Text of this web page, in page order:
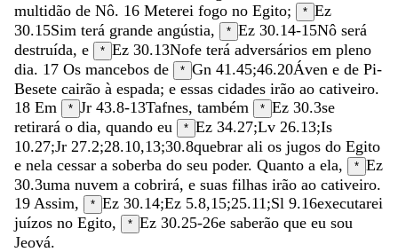
multidão de Nô. 16 Meterei fogo no Egito; * Ez
30.15Sim terá grande angústia, * Ez 30.14-15Nô será
destruída, e * Ez 30.13Nofe terá adversários em pleno
dia. 17 Os mancebos de * Gn 41.45;46.20Áven e de Pi-
Besete cairão à espada; e essas cidades irão ao cativeiro.
18 Em * Jr 43.8-13Tafnes, também * Ez 30.3se
retirará o dia, quando eu * Ez 34.27;Lv 26.13;Is
10.27;Jr 27.2;28.10,13;30.8quebrar ali os jugos do Egito
e nela cessar a soberba do seu poder. Quanto a ela, * Ez
30.3uma nuvem a cobrirá, e suas filhas irão ao cativeiro.
19 Assim, * Ez 30.14;Ez 5.8,15;25.11 ;Sl 9.16executarei
juízos no Egito, * Ez 30.25-26e saberão que eu sou
Jeová.